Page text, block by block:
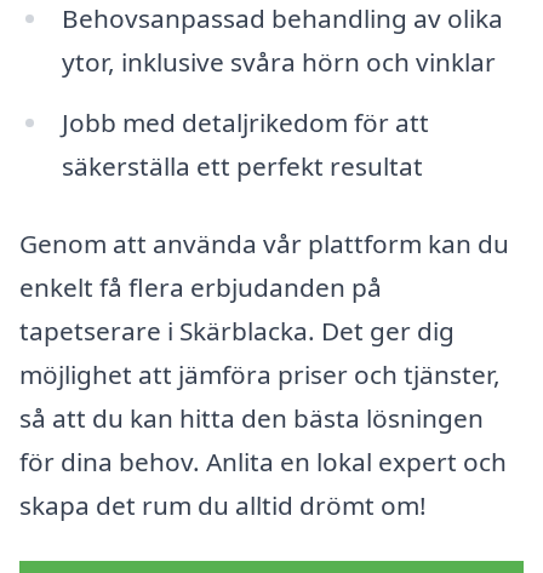
Behovsanpassad behandling av olika
ytor, inklusive svåra hörn och vinklar
Jobb med detaljrikedom för att
säkerställa ett perfekt resultat
Genom att använda vår plattform kan du
enkelt få flera erbjudanden på
tapetserare i Skärblacka. Det ger dig
möjlighet att jämföra priser och tjänster,
så att du kan hitta den bästa lösningen
för dina behov. Anlita en lokal expert och
skapa det rum du alltid drömt om!